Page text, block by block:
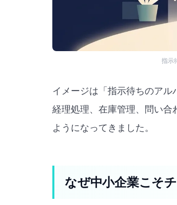
指示
イメージは「指示待ちのアル
経理処理、在庫管理、問い合
ようになってきました。
なぜ中小企業こそ